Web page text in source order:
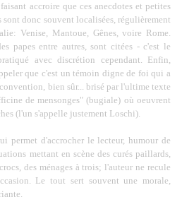
accroire que ces anecdotes et petites
sont donc souvent localisées, régulièrement
Venise, Mantoue, Gênes, voire Rome.
papes entre autres, sont citées - c'est le
avec discrétion cependant. Enfin,
que c'est un témoin digne de foi qui a
bien sûr... brisé par l'ultime texte
de mensonges" (bugiale) où oeuvrent
(l'un s'appelle justement Loschi).
permet d'accrocher le lecteur, humour de
mettant en scène des curés paillards,
des ménages à trois; l'auteur ne recule
Le tout sert souvent une morale,